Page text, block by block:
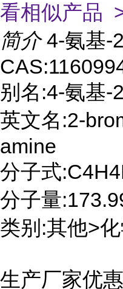
看相似产品
简介 4-氨基-
别名:4-氨基-
英文名:2-
amine
分子式
分子量
类别:其他>
生产厂家优